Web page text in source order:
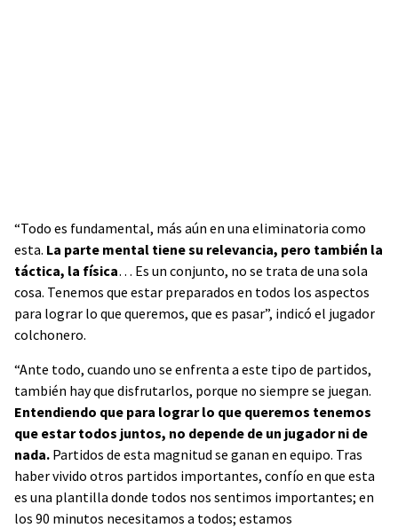
“Todo es fundamental, más aún en una eliminatoria como
esta. La parte mental tiene su relevancia, pero también la
táctica, la física… Es un conjunto, no se trata de una sola
cosa. Tenemos que estar preparados en todos los aspectos
para lograr lo que queremos, que es pasar”, indicó el jugador
colchonero.
“Ante todo, cuando uno se enfrenta a este tipo de partidos,
también hay que disfrutarlos, porque no siempre se juegan.
Entendiendo que para lograr lo que queremos tenemos
que estar todos juntos, no depende de un jugador ni de
nada. Partidos de esta magnitud se ganan en equipo. Tras
haber vivido otros partidos importantes, confío en que esta
es una plantilla donde todos nos sentimos importantes; en
los 90 minutos necesitamos a todos; estamos